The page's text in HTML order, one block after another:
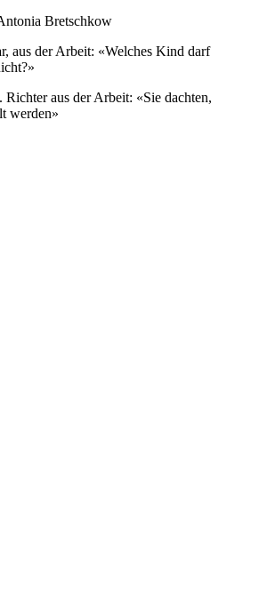
Bretschkow
aus der Arbeit: «Welches Kind darf
Richter aus der Arbeit: «Sie dachten,
werden»